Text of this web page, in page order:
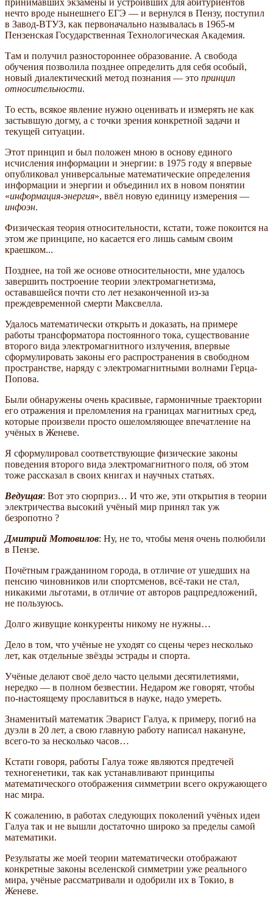
нечто вроде нынешнего ЕГЭ — и вернулся в Пензу, поступил
в Завод-ВТУЗ, как первоначально называлась в 1965-м
Пензенская Государственная Технологическая Академия.
Там и получил разностороннее образование. А свобода
обучения позволила позднее определить для себя особый,
новый диалектический метод познания — это принцип
относительности.
То есть, всякое явление нужно оценивать и измерять не как
застывшую догму, а с точки зрения конкретной задачи и
текущей ситуации.
Этот принцип и был положен мною в основу единого
исчисления информации и энергии: в 1975 году я впервые
опубликовал универсальные математические определения
информации и энергии и объединил их в новом понятии
«информация-энергия», ввёл новую единицу измерения —
инфоэн.
Физическая теория относительности, кстати, тоже покоится на
этом же принципе, но касается его лишь самым своим
краешком...
Позднее, на той же основе относительности, мне удалось
завершить построение теории электромагнетизма,
остававшейся почти сто лет незаконченной из-за
преждевременной смерти Максвелла.
Удалось математически открыть и доказать, на примере
работы трансформатора постоянного тока, существование
второго вида электромагнитного излучения, впервые
сформулировать законы его распространения в свободном
пространстве, наряду с электромагнитными волнами Герца-
Попова.
Были обнаружены очень красивые, гармоничные траектории
его отражения и преломления на границах магнитных сред,
которые произвели просто ошеломляющее впечатление на
учёных в Женеве.
Я сформулировал соответствующие физические законы
поведения второго вида электромагнитного поля, об этом
тоже рассказал в своих книгах и научных статьях.
Ведущая: Вот это сюрприз… И что же, эти открытия в теории
электричества высокий учёный мир принял так уж
безропотно ?
Дмитрий Мотовилов: Ну, не то, чтобы меня очень полюбили
в Пензе.
Почётным гражданином города, в отличие от ушедших на
пенсию чиновников или спортсменов, всё-таки не стал,
никакими льготами, в отличие от авторов рацпредложений,
не пользуюсь.
Долго живущие конкуренты никому не нужны…
Дело в том, что учёные не уходят со сцены через несколько
лет, как отдельные звёзды эстрады и спорта.
Учёные делают своё дело часто целыми десятилетиями,
нередко — в полном безвестии. Недаром же говорят, чтобы
по-настоящему прославиться в науке, надо умереть.
Знаменитый математик Эварист Галуа, к примеру, погиб на
дуэли в 20 лет, а свою главную работу написал накануне,
всего-то за несколько часов…
Кстати говоря, работы Галуа тоже являются предтечей
техногенетики, так как устанавливают принципы
математического отображения симметрии всего окружающего
нас мира.
К сожалению, в работах следующих поколений учёных идеи
Галуа так и не вышли достаточно широко за пределы самой
математики.
Результаты же моей теории математически отображают
конкретные законы вселенской симметрии уже реального
мира, учёные рассматривали и одобрили их в Токио, в
Женеве.